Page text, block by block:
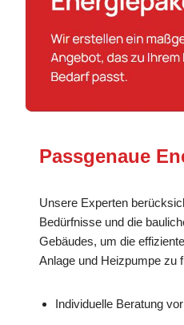
Passgenaue
Unsere Experten
Bedürfnisse und die
Gebäudes, um die
Anlage und Heizpumpe zu
Individuelle Beratung